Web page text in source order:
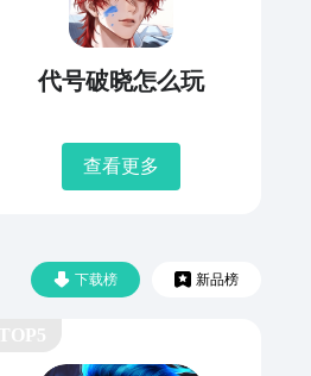
代号破晓怎么玩
查看更多
下载榜 新品榜